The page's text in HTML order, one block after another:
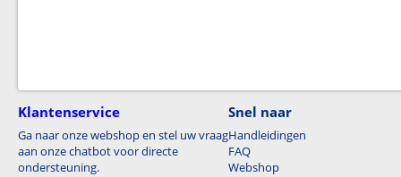
Klantenservice
Ga naar onze webshop en stel uw vraag
aan onze chatbot voor directe
ondersteuning.
Snel naar
Handleidingen
FAQ
Webshop